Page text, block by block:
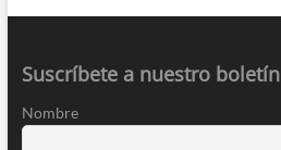
Suscríbete a nuestro boletín
Nombre